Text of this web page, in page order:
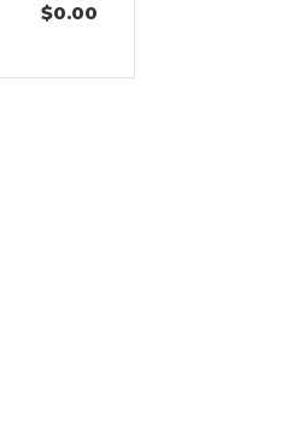
$0.00